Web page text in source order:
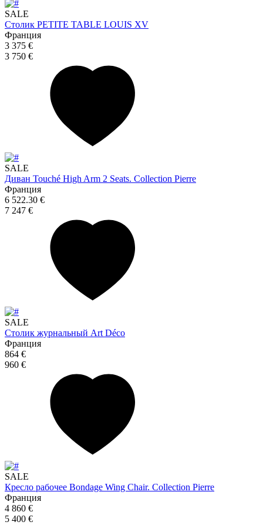
SALE
Столик PETITE TABLE LOUIS XV
Франция
3 375 €
3 750 €
SALE
Диван Touché High Arm 2 Seats. Collection Pierre
Франция
6 522.30 €
7 247 €
SALE
Столик журнальный Art Déco
Франция
864 €
960 €
SALE
Кресло рабочее Bondage Wing Chair. Collection Pierre
Франция
4 860 €
5 400 €